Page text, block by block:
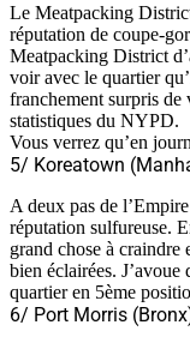
Le Meatpacking
réputation de coupe-
Meatpacking District
voir avec le quartier
franchement surpris de
statistiques du NYPD.
Vous verrez qu’en
5/ Koreatown
A deux pas de
réputation sulfureuse.
grand chose à craindre
bien éclairées.
quartier en 5ème
6/ Port Morris